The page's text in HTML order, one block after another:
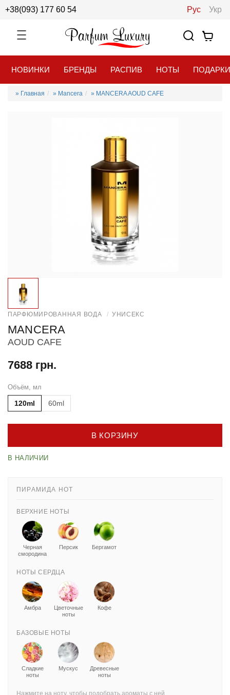
+38(093) 177 60 54 Рус Укр
НОВИНКИ БРЕНДЫ РАСПИВ НОТЫ ПОДАРКИ
» Главная » Mancera » MANCERA AOUD CAFE
ПАРФЮМИРОВАННАЯ ВОДА / УНИСЕКС
MANCERA
AOUD CAFE
7688 грн.
Объём, мл
120ml 60ml
В КОРЗИНУ
В НАЛИЧИИ
ПИРАМИДА НОТ
ВЕРХНИЕ НОТЫ
Черная
смородина
Персик Бергамот
НОТЫ СЕРДЦА
Амбра
Цветочные
ноты
Кофе
БАЗОВЫЕ НОТЫ
Сладкие
ноты
Мускус
Древесные
ноты
Нажмите на ноту, чтобы подобрать ароматы с ней